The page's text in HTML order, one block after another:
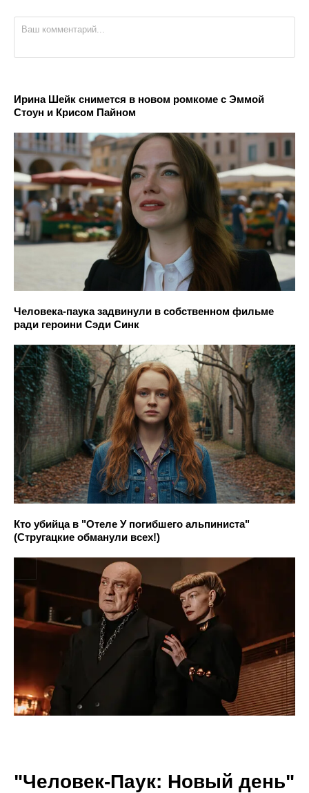
Ирина Шейк снимется в новом ромкоме с Эммой
Стоун и Крисом Пайном
Человека-паука задвинули в собственном фильме
ради героини Сэди Синк
Кто убийца в "Отеле У погибшего альпиниста"
(Стругацкие обманули всех!)
"Человек-Паук: Новый день"